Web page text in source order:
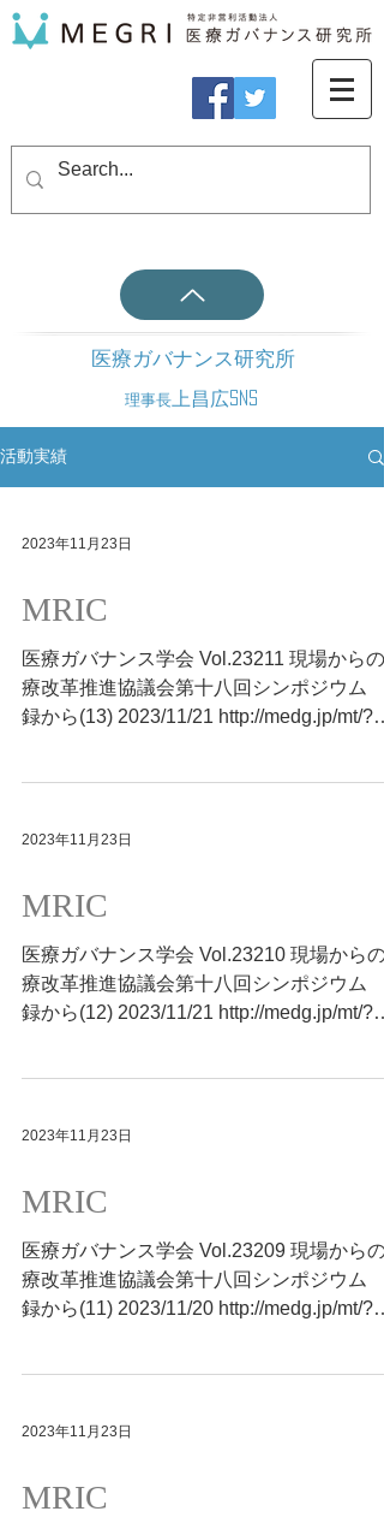
医療ガバナンス研究所
理事長 上昌広SNS
活動実績
2023年11月23日
MRIC
医療ガバナンス学会 Vol.23211 現場からの
療改革推進協議会第十八回シンポジウム
録から(13) 2023/11/21 http://medg.jp/mt/?
2023年11月23日
MRIC
医療ガバナンス学会 Vol.23210 現場からの
療改革推進協議会第十八回シンポジウム
録から(12) 2023/11/21 http://medg.jp/mt/?
2023年11月23日
MRIC
医療ガバナンス学会 Vol.23209 現場からの
療改革推進協議会第十八回シンポジウム
録から(11) 2023/11/20 http://medg.jp/mt/?
2023年11月23日
MRIC